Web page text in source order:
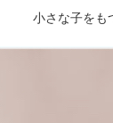
小さな子をも